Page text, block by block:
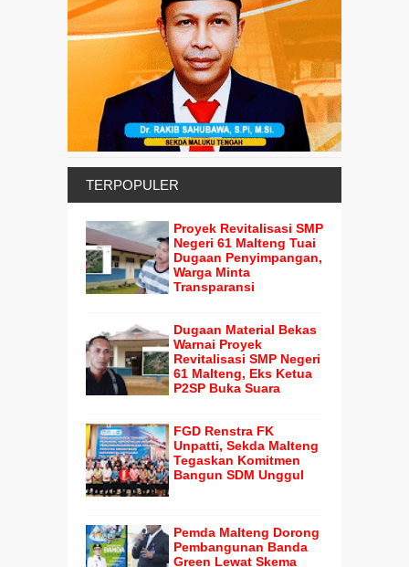
TERPOPULER
Proyek Revitalisasi SMP
Negeri 61 Malteng Tuai
Dugaan Penyimpangan,
Warga Minta
Transparansi
Dugaan Material Bekas
Warnai Proyek
Revitalisasi SMP Negeri
61 Malteng, Eks Ketua
P2SP Buka Suara
FGD Renstra FK
Unpatti, Sekda Malteng
Tegaskan Komitmen
Bangun SDM Unggul
Pemda Malteng Dorong
Pembangunan Banda
Green Lewat Skema